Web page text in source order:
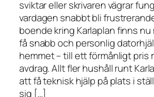
sviktar eller skrivaren vägrar
vardagen snabbt bli
boende kring Karlaplan finns
få snabb och personlig
hemmet – till ett förmånligt pris
avdrag. Allt fler hushåll runt
att få teknisk hjälp på plats i
sig […]